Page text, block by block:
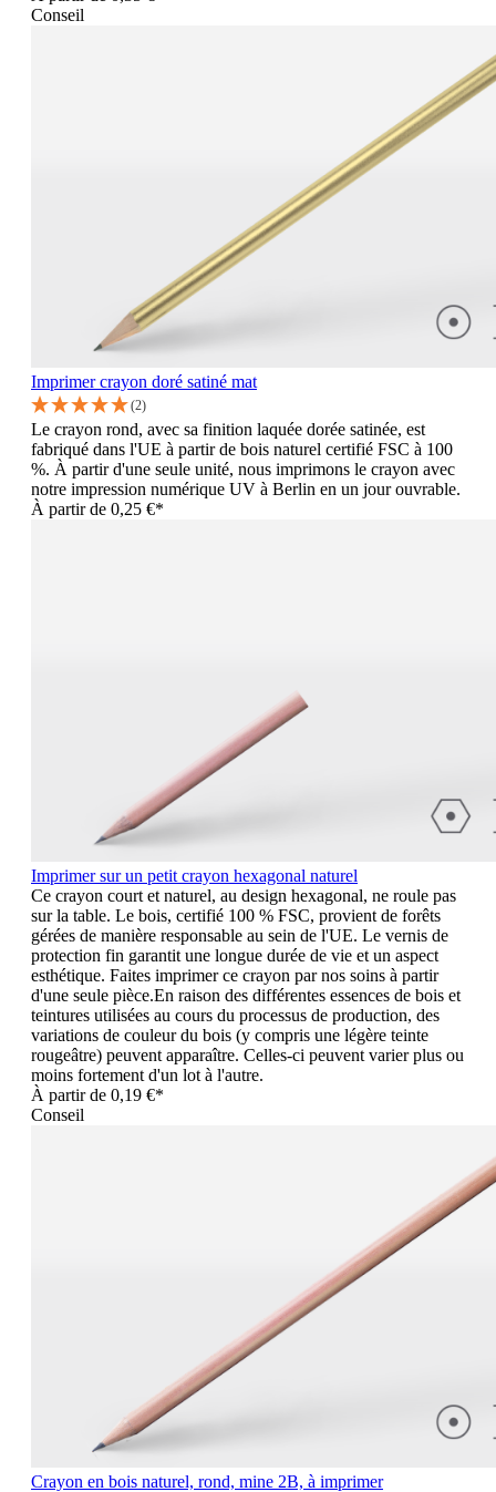
Conseil
Imprimer crayon doré satiné mat
(2)
Le crayon rond, avec sa finition laquée dorée satinée, est
fabriqué dans l'UE à partir de bois naturel certifié FSC à 100
%. À partir d'une seule unité, nous imprimons le crayon avec
notre impression numérique UV à Berlin en un jour ouvrable.
À partir de 0,25 €*
Imprimer sur un petit crayon hexagonal naturel
Ce crayon court et naturel, au design hexagonal, ne roule pas
sur la table. Le bois, certifié 100 % FSC, provient de forêts
gérées de manière responsable au sein de l'UE. Le vernis de
protection fin garantit une longue durée de vie et un aspect
esthétique. Faites imprimer ce crayon par nos soins à partir
d'une seule pièce.En raison des différentes essences de bois et
teintures utilisées au cours du processus de production, des
variations de couleur du bois (y compris une légère teinte
rougeâtre) peuvent apparaître. Celles-ci peuvent varier plus ou
moins fortement d'un lot à l'autre.
À partir de 0,19 €*
Conseil
Crayon en bois naturel, rond, mine 2B, à imprimer